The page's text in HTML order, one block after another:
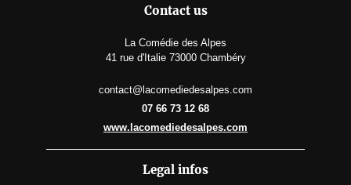
Contact us
La Comédie des Alpes
41 rue d'Italie 73000 Chambéry
contact@lacomediedesalpes.com
07 66 73 12 68
www.lacomediedesalpes.com
Legal infos